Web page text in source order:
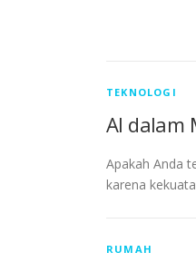
TEKNOLOGI
AI dalam
Apakah Anda
karena
RUMAH